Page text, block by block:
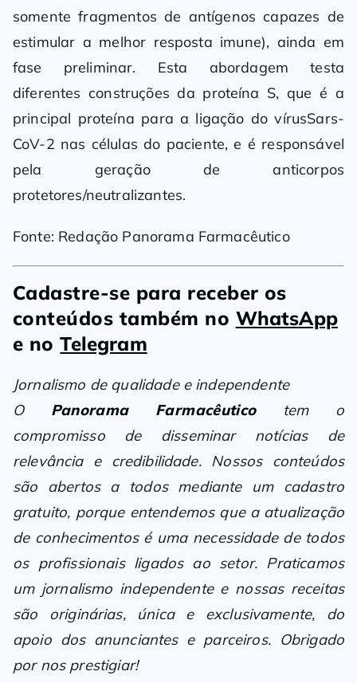
somente fragmentos de antígenos capazes de
estimular a melhor resposta imune), ainda em
fase preliminar. Esta abordagem testa
diferentes construções da proteína S, que é a
principal proteína para a ligação do vírusSars-
CoV-2 nas células do paciente, e é responsável
pela geração de anticorpos
protetores/neutralizantes.
Fonte: Redação Panorama Farmacêutico
Cadastre-se para receber os
conteúdos também no WhatsApp
e noTelegram
Jornalismo de qualidade e independente
O Panorama Farmacêuticotem o
compromisso de disseminar notícias de
relevância e credibilidade. Nossos conteúdos
são abertos a todos mediante um cadastro
gratuito, porque entendemos que a atualização
de conhecimentos é uma necessidade de todos
os profissionais ligados ao setor. Praticamos
um jornalismo independente e nossas receitas
são originárias, única e exclusivamente, do
apoio dos anunciantes e parceiros. Obrigado
por nos prestigiar!